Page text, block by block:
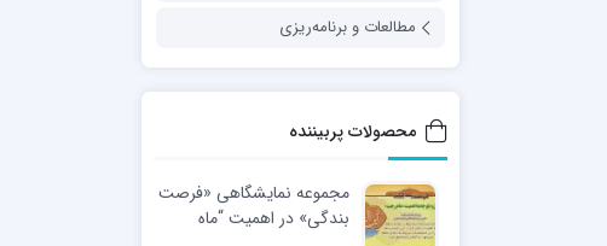
مطالعات و برنامه‌ریزی
محصولات پربیننده
مجموعه نمایشگاهی «فرصت
بندگی» در اهمیت “ماه